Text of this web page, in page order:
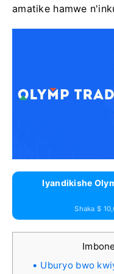
amatike hamwe
Iyandikishe
Shaka $
Uburyo bwo